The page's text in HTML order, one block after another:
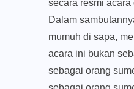
secara resmi
Dalam
mumuh di sapa,
acara ini bukan
sebagai orang